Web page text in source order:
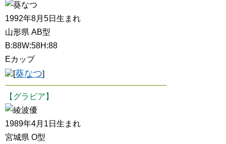
葵なつ
1992年8月5日生まれ
山形県 AB型
B:88W:58H:88
Eカップ
[葵なつ]
【グラビア】
綾波優
1989年4月1日生まれ
宮城県 O型